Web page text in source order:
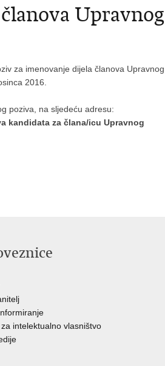
Upravnog
za imenovanje dijela članova Upravnog
2016.
poziva, na sljedeću adresu:
kandidata za člana/icu Upravnog
intelektualno vlasništvo